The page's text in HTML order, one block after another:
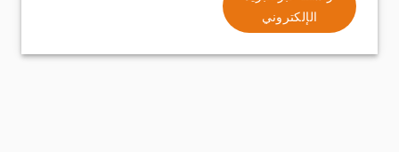
الإلكتروني